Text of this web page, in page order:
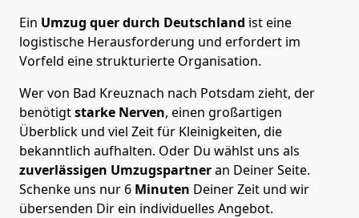
Ein Umzug quer durch Deutschland ist eine
logistische Herausforderung und erfordert im
Vorfeld eine strukturierte Organisation.
Wer von Bad Kreuznach nach Potsdam zieht, der
benötigtstarke Nerven, einen großartigen
Überblick und viel Zeit für Kleinigkeiten, die
bekanntlich aufhalten. Oder Du wählst uns als
zuverlässigen Umzugspartneran Deiner Seite.
Schenke uns nur 6 Minuten Deiner Zeit und wir
übersenden Dir ein individuelles Angebot.